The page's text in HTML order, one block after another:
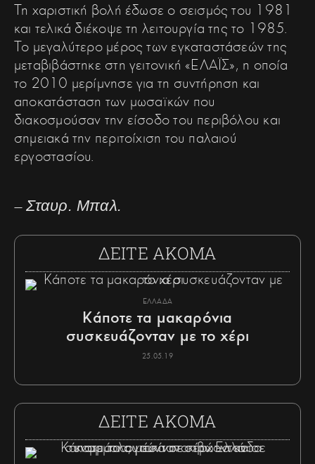
Τη χαριστική βολή έδωσε ο σεισμός του 1981
και τελικά διέκοψε τη λειτουργία της το 1985.
Το μεγαλύτερο μέρος των εγκαταστάσεών της
μεταβιβάστηκε στη γειτονική «ΕΛΑΪΣ», η οποία
το 2010 μερίμνησε για τη συντήρηση και
αποκατάσταση των μωσαϊκών που
διακοσμούσαν την είσοδο του περιβόλου και
σημειακά την περιτοίχιση του παλαιού
εργοστασίου.
—Σταυρ. Μπαλ.
ΔΕΙΤΕ ΑΚΟΜΑ
ΕΛΛΑΔΑ
Κάποτε τα μακαρόνια
συσκευάζονταν με το χέρι
25.05.19
ΔΕΙΤΕ ΑΚΟΜΑ